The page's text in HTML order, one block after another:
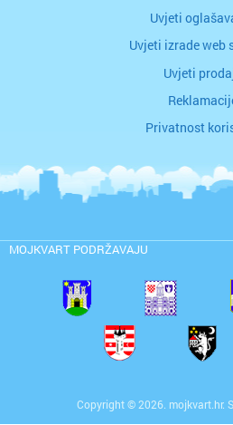
Uvjeti
Uvjeti izrade web
Uvjeti
Privatnost
MOJKVART PODRŽAVAJU
Copyright © 2026. mojkvart.hr.